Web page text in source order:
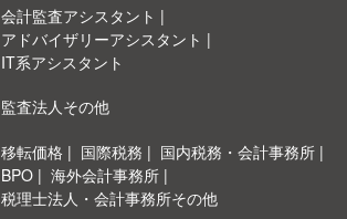
会計監査アシスタント
アドバイザリーアシスタント
IT系アシスタント
監査法人その他
移転価格 国際税務
国内税務・会計事務所
BPO
海外会計事務所
税理士法人・会計事務所その他